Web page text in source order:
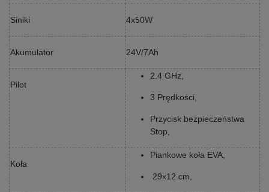
Siniki 4x50W
Akumulator 24V/7Ah
Pilot
2.4 GHz,
3 Prędkości,
Przycisk bezpieczeństwa
Stop,
Koła
Piankowe koła EVA,
29x12 cm,